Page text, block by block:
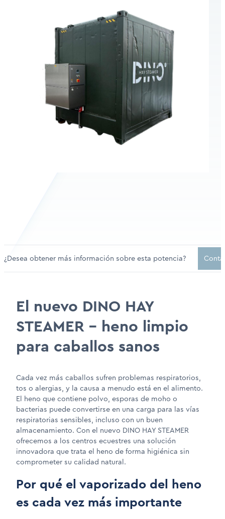
¿Desea obtener más información sobre esta potencia?
El nuevo DINO HAY
STEAMER – heno limpio
para caballos sanos
Cada vez más caballos sufren problemas respiratorios,
tos o alergias, y la causa a menudo está en el alimento.
El heno que contiene polvo, esporas de moho o
bacterias puede convertirse en una carga para las vías
respiratorias sensibles, incluso con un buen
almacenamiento. Con el nuevo DINO HAY STEAMER
ofrecemos a los centros ecuestres una solución
innovadora que trata el heno de forma higiénica sin
comprometer su calidad natural.
Por qué el vaporizado del heno
es cada vez más importante